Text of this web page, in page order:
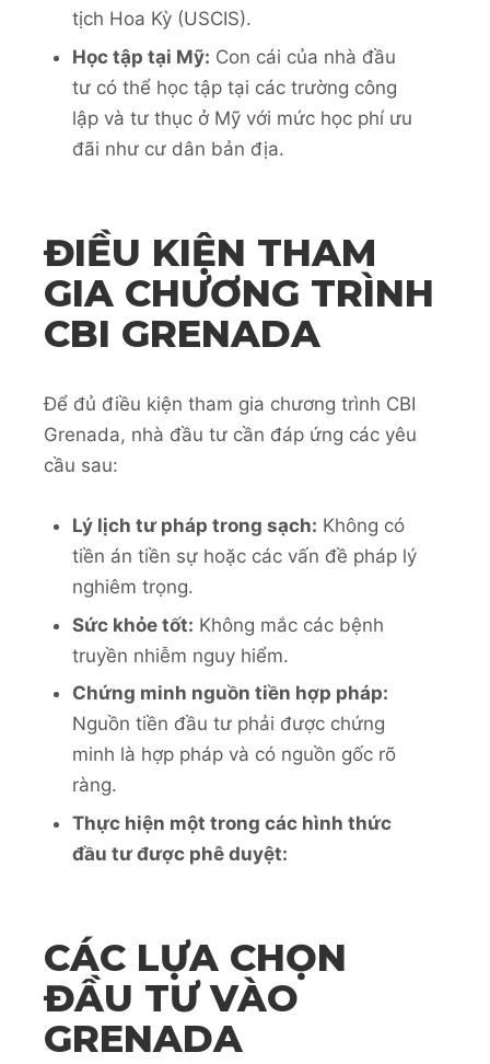
tịch Hoa Kỳ (USCIS).
Học tập tại Mỹ: Con cái của nhà đầu
tư có thể học tập tại các trường công
lập và tư thục ở Mỹ với mức học phí ưu
đãi như cư dân bản địa.
ĐIỀU KIỆN THAM
GIA CHƯƠNG TRÌNH
CBI GRENADA
Để đủ điều kiện tham gia chương trình CBI
Grenada, nhà đầu tư cần đáp ứng các yêu
cầu sau:
Lý lịch tư pháp trong sạch: Không có
tiền án tiền sự hoặc các vấn đề pháp lý
nghiêm trọng.
Sức khỏe tốt: Không mắc các bệnh
truyền nhiễm nguy hiểm.
Chứng minh nguồn tiền hợp pháp:
Nguồn tiền đầu tư phải được chứng
minh là hợp pháp và có nguồn gốc rõ
ràng.
Thực hiện một trong các hình thức
đầu tư được phê duyệt:
CÁC LỰA CHỌN
ĐẦU TƯ VÀO
GRENADA